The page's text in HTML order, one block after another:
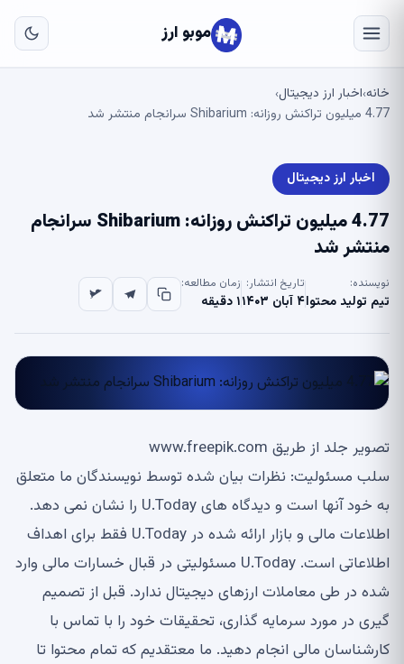
موبو ارز
خانه›اخبار ارز دیجیتال›
4.77 میلیون تراکنش روزانه: Shibarium سرانجام منتشر شد
اخبار ارز دیجیتال
4.77 میلیون تراکنش روزانه: Shibarium سرانجام
منتشر شد
نویسنده:
تیم تولید محتوا
تاریخ انتشار:
۴ آبان ۱۴۰۳
زمان مطالعه:
۱ دقیقه
تصویر جلد از طریق www.freepik.com
سلب مسئولیت: نظرات بیان شده توسط نویسندگان ما متعلق
به خود آنها است و دیدگاه های U.Today را نشان نمی دهد.
اطلاعات مالی و بازار ارائه شده در U.Today فقط برای اهداف
اطلاعاتی است. U.Today مسئولیتی در قبال خسارات مالی وارد
شده در طی معاملات ارزهای دیجیتال ندارد. قبل از تصمیم
گیری در مورد سرمایه گذاری، تحقیقات خود را با تماس با
کارشناسان مالی انجام دهید. ما معتقدیم که تمام محتوا تا